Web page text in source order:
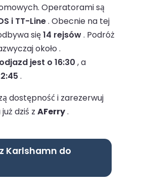
Operatorami są
i TT-Line. Obecnie na tej
się14 rejsów. Podróż
około .
jest o 16:30 , a
.
dostępność i zarezerwuj
dziś z AFerry.
Karlshamn do